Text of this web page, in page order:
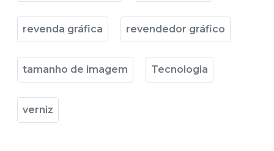
revenda gráfica revendedor gráfico
tamanho de imagem Tecnologia
verniz